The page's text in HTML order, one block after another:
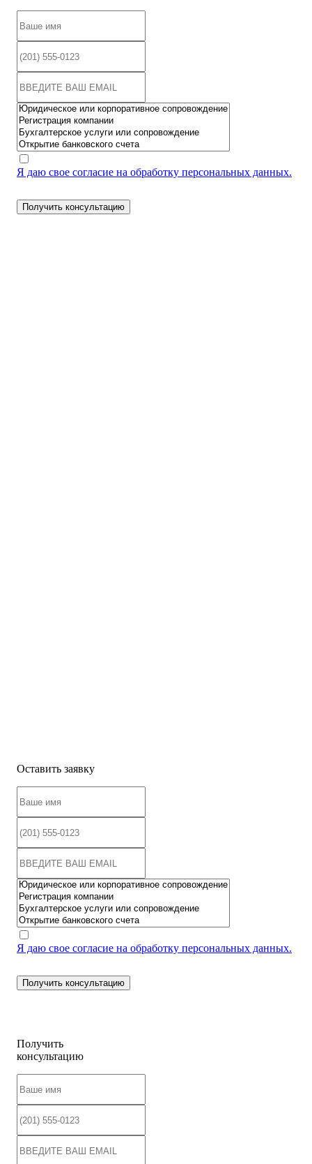
Я даю свое согласие на обработку персональных данных.
Оставить заявку
Я даю свое согласие на обработку персональных данных.
Получить
консультацию